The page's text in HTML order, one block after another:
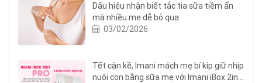
Dấu hiệu nhận biết tắc tia sữa tiềm ẩn
mà nhiều mẹ dễ bỏ qua
03/02/2026
Tết cận kề, Imani mách mẹ bí kíp giữ nhịp
nuôi con bằng sữa mẹ với Imani iBox 2in1